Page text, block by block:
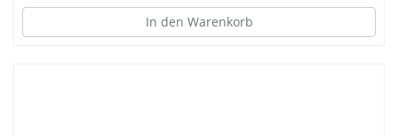
In den Warenkorb